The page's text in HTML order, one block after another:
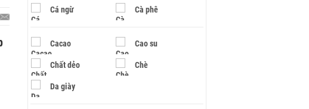
Cá ngừ Cà phê
Cacao Cao su
Chất dẻo Chè
Da giày